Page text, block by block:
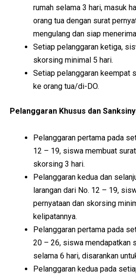
rumah selama 3 hari, masuk
orang tua dengan surat
mengulang dan siap
Setiap pelanggaran ketiga,
skorsing minimal 5 hari.
Setiap pelanggaran keempat
ke orang tua/di-DO.
Pelanggaran Khusus dan
Pelanggaran pertama pada
12 – 19, siswa membuat
skorsing 3 hari.
Pelanggaran kedua dan
larangan dari No. 12 – 19,
pernyataan dan skorsing
kelipatannya.
Pelanggaran pertama pada
20 – 26, siswa mendapatkan
selama 6 hari, disarankan
Pelanggaran kedua pada